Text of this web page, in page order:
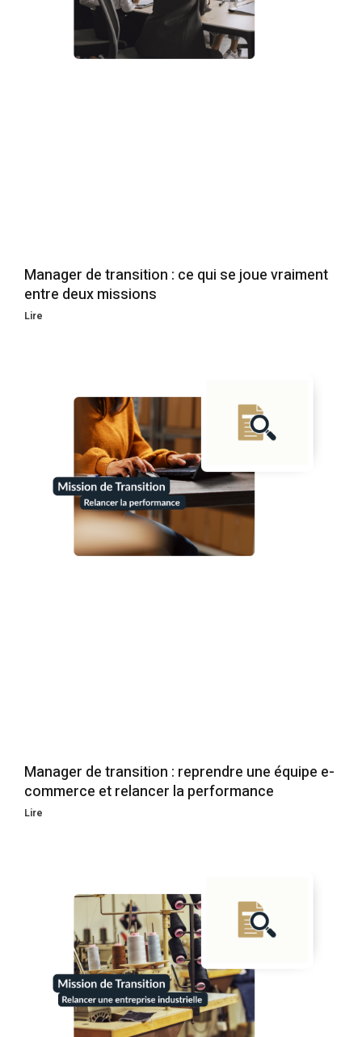
Manager de transition : ce qui se joue vraiment
entre deux missions
Lire
Manager de transition : reprendre une équipe e-
commerce et relancer la performance
Lire